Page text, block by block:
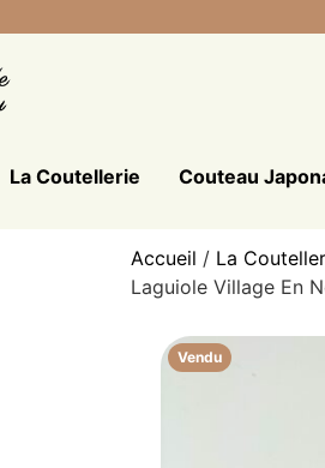
La Coutellerie Couteau
Accueil / La
Laguiole Village En
Vendu